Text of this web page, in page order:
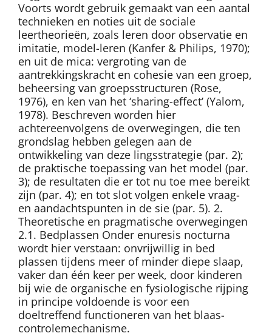
Voorts wordt gebruik gemaakt van een aantal
technieken en noties uit de sociale
leertheorieën, zoals leren door observatie en
imitatie, model-leren (Kanfer & Philips, 1970);
en uit de mica: vergroting van de
aantrekkingskracht en cohesie van een groep,
beheersing van groepsstructuren (Rose,
1976), en ken van het ‘sharing-effect’ (Yalom,
1978). Beschreven worden hier
achtereenvolgens de overwegingen, die ten
grondslag hebben gelegen aan de
ontwikkeling van deze lingsstrategie (par. 2);
de praktische toepassing van het model (par.
3); de resultaten die er tot nu toe mee bereikt
zijn (par. 4); en tot slot volgen enkele vraag-
en aandachtspunten in de sie (par. 5). 2.
Theoretische en pragmatische overwegingen
2.1. Bedplassen Onder enuresis nocturna
wordt hier verstaan: onvrijwillig in bed
plassen tijdens meer of minder diepe slaap,
vaker dan één keer per week, door kinderen
bij wie de organische en fysiologische rijping
in principe voldoende is voor een
doeltreffend functioneren van het blaas-
controlemechanisme.